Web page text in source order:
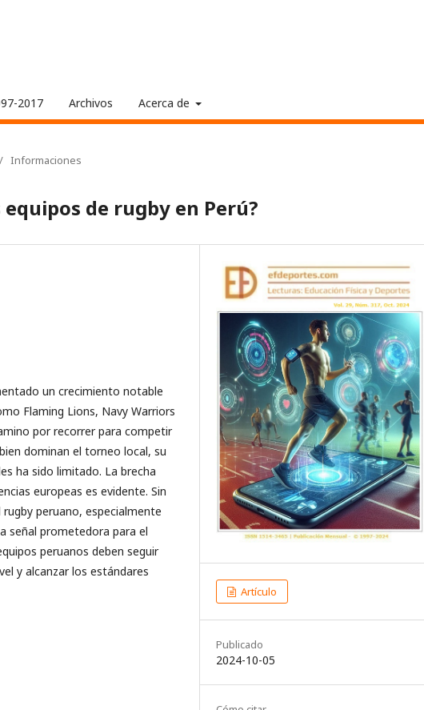
2017 Archivos Acerca de
/ Informaciones
de rugby en Perú?
un crecimiento notable
Flaming Lions, Navy Warriors
por recorrer para competir
dominan el torneo local, su
ha sido limitado. La brecha
europeas es evidente. Sin
peruano, especialmente
señal prometedora para el
peruanos deben seguir
y alcanzar los estándares
Artículo
Publicado
2024-10-05